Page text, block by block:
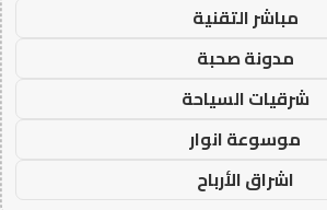
مباشر التقنية
مدونة صحبة
شرقيات السياحة
موسوعة انوار
اشراق الأرباح